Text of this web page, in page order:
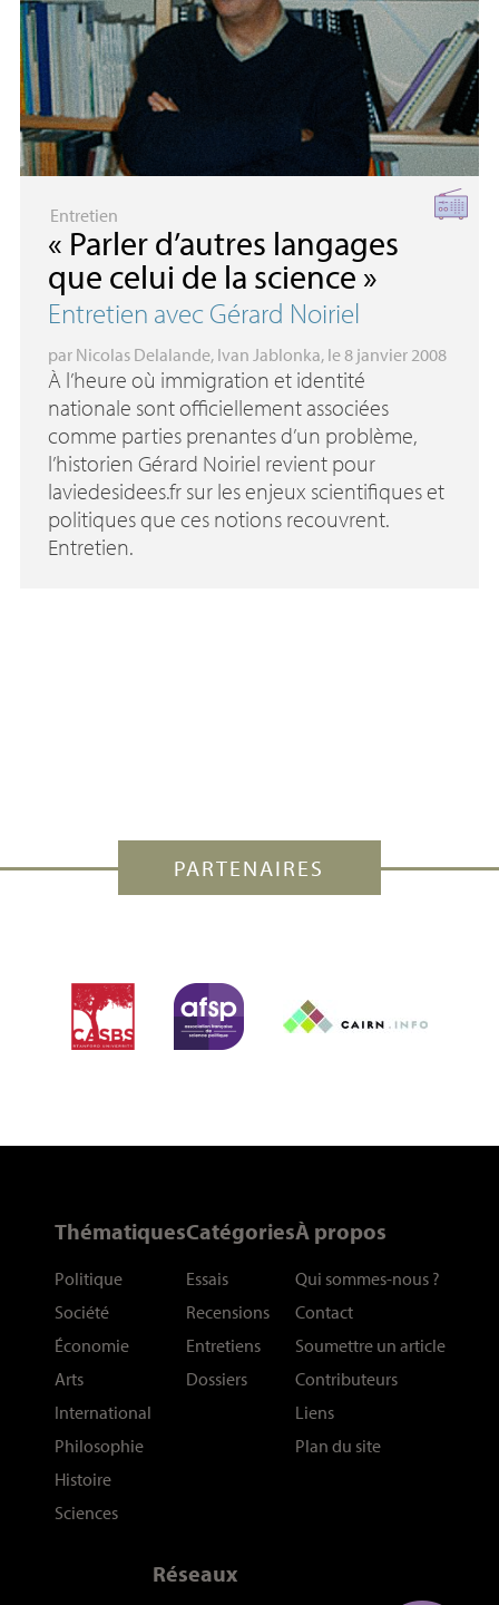
Entretien
« Parler d’autres langages
que celui de la science»
Entretien avec Gérard Noiriel
par Nicolas Delalande, Ivan Jablonka, le 8 janvier 2008
À l’heure où immigration et identité
nationale sont officiellement associées
comme parties prenantes d’un problème,
l’historien Gérard Noiriel revient pour
laviedesidees.fr sur les enjeux scientifiques et
politiques que ces notions recouvrent.
Entretien.
PARTENAIRES
Thématiques
Politique
Société
Économie
Arts
International
Philosophie
Histoire
Sciences
Catégories
Essais
Recensions
Entretiens
Dossiers
À propos
Qui sommes-nous ?
Contact
Soumettre un article
Contributeurs
Liens
Plan du site
Réseaux